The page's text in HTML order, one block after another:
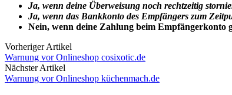
Ja, wenn deine Überweisung noch rechtzeitig
Ja, wenn das Bankkonto des Empfängers zum
Nein, wenn deine Zahlung beim Empfängerkonto
Vorheriger Artikel
Warnung vor Onlineshop cosixotic.de
Nächster Artikel
Warnung vor Onlineshop küchenmach.de